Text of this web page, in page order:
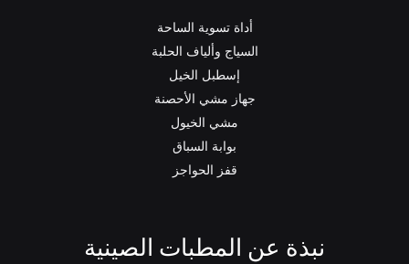
أداة تسوية الساحة
السياج وألياف الحلبة
إسطبل الخيل
جهاز مشي الأحصنة
مشي الخيول
بوابة السباق
قفز الحواجز
نبذة عن المطبات الصينية